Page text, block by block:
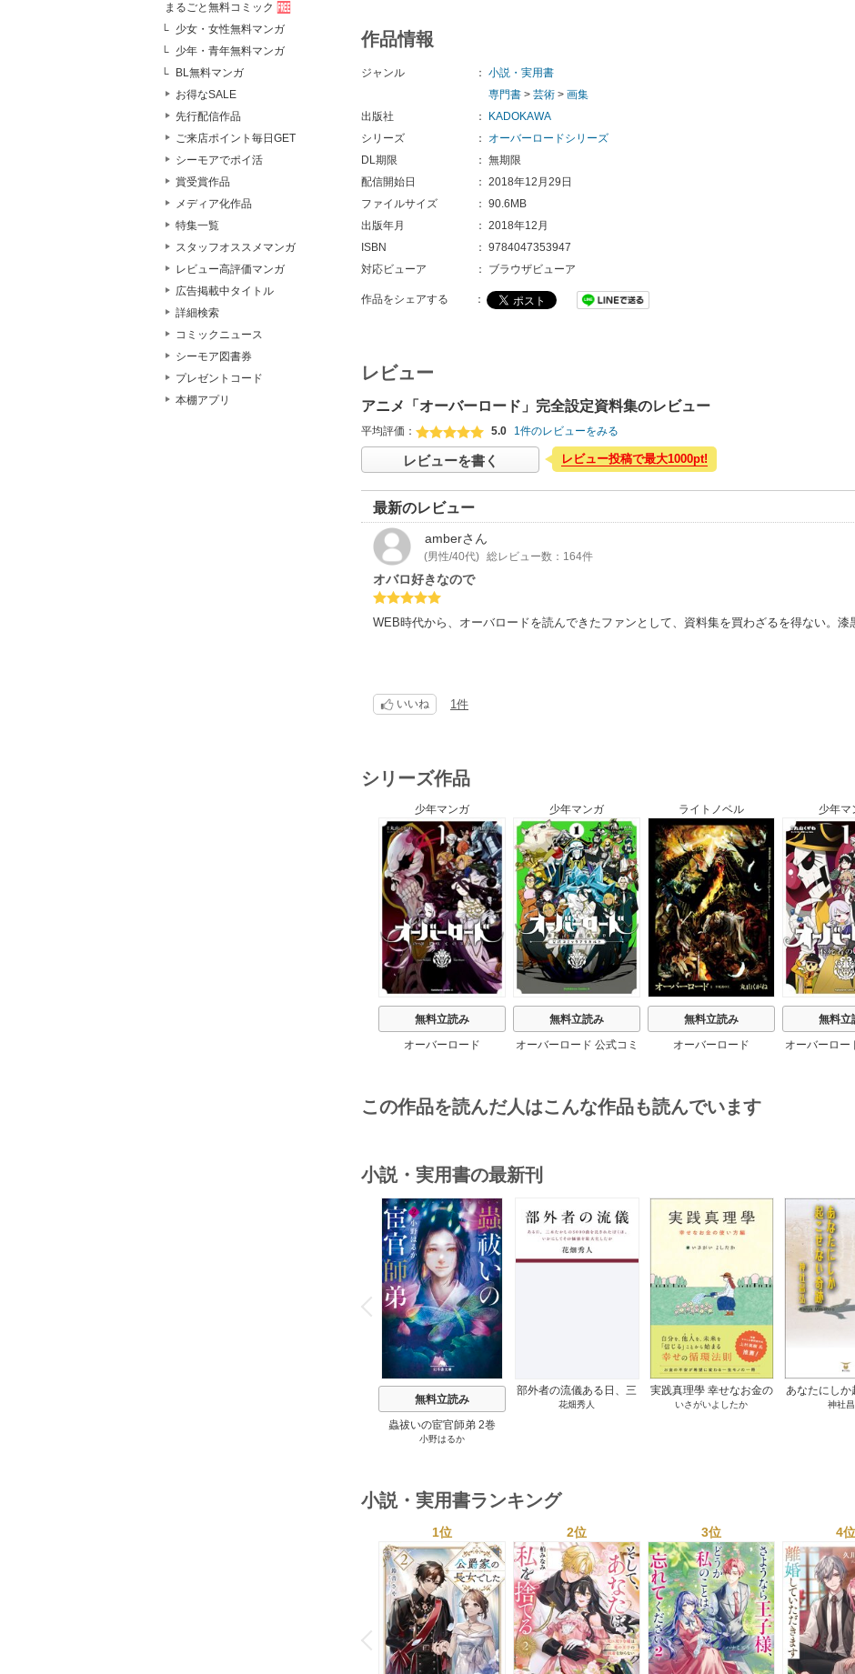
まるごと無料コミック
少女・女性無料マンガ
少年・青年無料マンガ
BL無料マンガ
お得なSALE
先行配信作品
ご来店ポイント毎日GET
シーモアでポイ活
賞受賞作品
メディア化作品
特集一覧
スタッフオススメマンガ
レビュー高評価マンガ
広告掲載中タイトル
詳細検索
コミックニュース
シーモア図書券
プレゼントコード
本棚アプリ
作品情報
ジャンル ： 小説・実用書
専門書 > 芸術 > 画集
出版社
：
KADOKAWA
シリーズ
：
オーバーロードシリーズ
DL期限
： 無期限
配信開始日
： 2018年12月29日
ファイルサイズ
： 90.6MB
出版年月
： 2018年12月
ISBN
： 9784047353947
対応ビューア
： ブラウザビューア
作品をシェアする ：
レビュー
アニメ「オーバーロード」完全設定資料集のレビュー
平均評価： 5.0 1件のレビューをみる
レビューを書く レビュー投稿で最大1000pt!
最新のレビュー
amberさん
(男性/40代) 総レビュー数：164件
オバロ好きなので
WEB時代から、オーバロードを読んできたファンとして、資料集を買わざるを得ない。漆
いいね 1件
シリーズ作品
少年マンガ
無料立読み
オーバーロード
少年マンガ
無料立読み
オーバーロード 公式コミ
ライトノベル
無料立読み
オーバーロード
少年マ
無料立
オーバーロー
この作品を読んだ人はこんな作品も読んでいます
小説・実用書の最新刊
P
r
e
v
i
o
u
s
無料立読み
蟲祓いの宦官師弟 2巻
小野はるか
部外者の流儀ある日、三
木たかしの5000曲を託さ
花畑秀人
実践真理學 幸せなお金の
使い方編 1巻
いさがいよしたか
あなたにしか
奇跡
神社
小説・実用書ランキング
P
r
e
v
i
o
u
s
1位 2位 3位 4位